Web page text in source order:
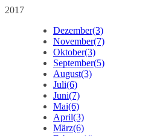
2017
Dezember(3)
November(7)
Oktober(3)
September(5)
August(3)
Juli(6)
Juni(7)
Mai(6)
April(3)
März(6)